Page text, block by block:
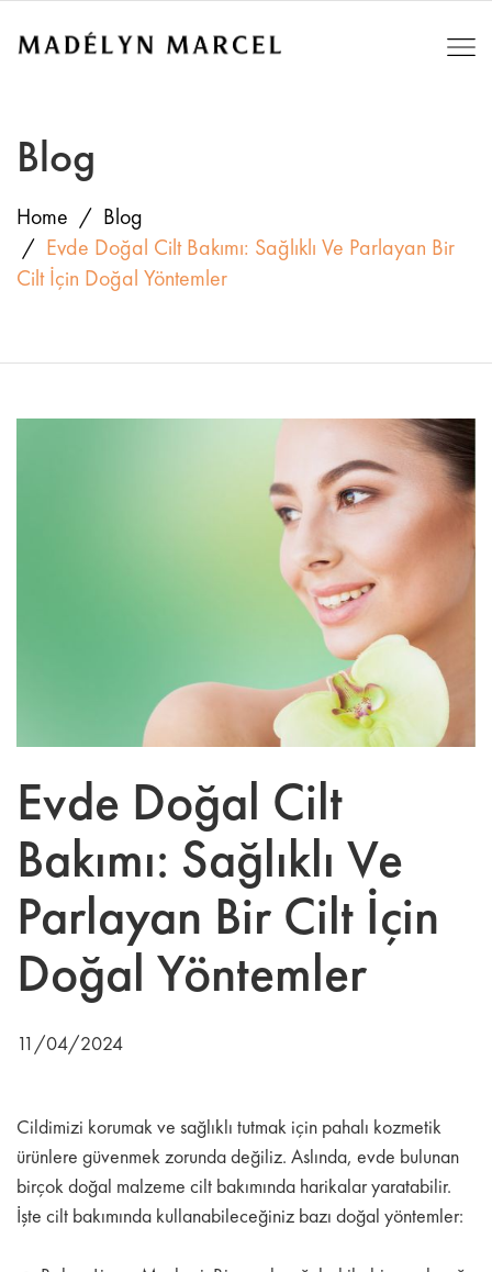
Blog
Home
Blog
Evde Doğal Cilt Bakımı: Sağlıklı Ve Parlayan Bir
Cilt İçin Doğal Yöntemler
Evde Doğal Cilt
Bakımı: Sağlıklı Ve
Parlayan Bir Cilt İçin
Doğal Yöntemler
11/04/2024
Cildimizi korumak ve sağlıklı tutmak için pahalı kozmetik
ürünlere güvenmek zorunda değiliz. Aslında, evde bulunan
birçok doğal malzeme cilt bakımında harikalar yaratabilir.
İşte cilt bakımında kullanabileceğiniz bazı doğal yöntemler: